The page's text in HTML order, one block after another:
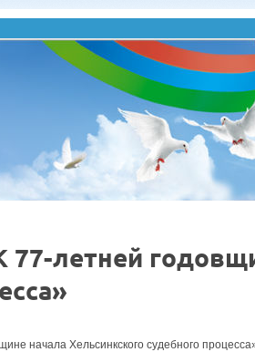
77-летней
начала Хельсинкского судебного